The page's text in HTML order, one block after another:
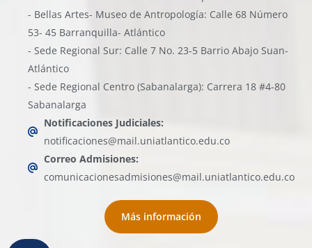
- Bellas Artes- Museo de Antropología: Calle 68 Número
53- 45 Barranquilla- Atlántico
- Sede Regional Sur: Calle 7 No. 23-5 Barrio Abajo Suan-
Atlántico
- Sede Regional Centro (Sabanalarga): Carrera 18 #4-80
Sabanalarga
Notificaciones Judiciales:
notificaciones@mail.uniatlantico.edu.co
Correo Admisiones:
comunicacionesadmisiones@mail.uniatlantico.edu.co
Más información